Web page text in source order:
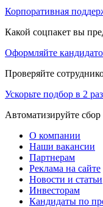
Корпоративная
Какой соцпакет вы
Оформляйте
Проверяйте
Ускорьте подбор в 2
Автоматизируйте
О компании
Наши вакансии
Партнерам
Реклама на сайте
Новости и статьи
Инвесторам
Кандидаты по